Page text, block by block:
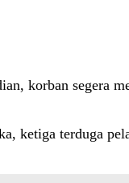
korban segera
ketiga terduga